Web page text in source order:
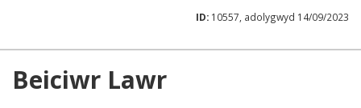
ID: 10557, adolygwyd 14/09/2023
Beiciwr Lawr